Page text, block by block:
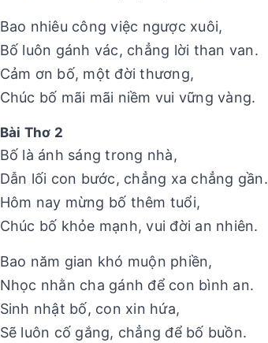
Bao nhiêu công việc ngược xuôi,
Bố luôn gánh vác, chẳng lời than van.
Cảm ơn bố, một đời thương,
Chúc bố mãi mãi niềm vui vững vàng.
Bài Thơ 2
Bố là ánh sáng trong nhà,
Dẫn lối con bước, chẳng xa chẳng gần.
Hôm nay mừng bố thêm tuổi,
Chúc bố khỏe mạnh, vui đời an nhiên.
Bao năm gian khó muộn phiền,
Nhọc nhằn cha gánh để con bình an.
Sinh nhật bố, con xin hứa,
Sẽ luôn cố gắng, chẳng để bố buồn.